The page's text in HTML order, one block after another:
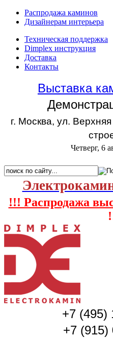
Распродажа каминов
Дизайнерам интерьера
Техническая поддержка
Dimplex инструкция
Доставка
Контакты
Выставка
г. Москва, ул.
Четверг, 6
!!! Распродажа
+7 (495)
+7 (915)